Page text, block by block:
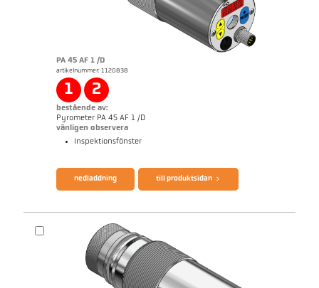
PA 45 AF 1 /D
artikelnummer: 1120838
1 2
bestående av:
Pyrometer PA 45 AF 1 /D
vänligen observera
Inspektionsfönster
broschyr CellaTemp PA
nedladdning till produktsidan